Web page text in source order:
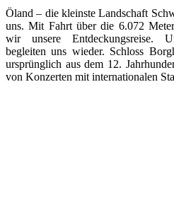
Öland – die kleinste Landschaft
uns. Mit Fahrt über die 6.072
wir unsere Entdeckungsreise.
begleiten uns wieder. Schloss
ursprünglich aus dem 12.
von Konzerten mit internationalen